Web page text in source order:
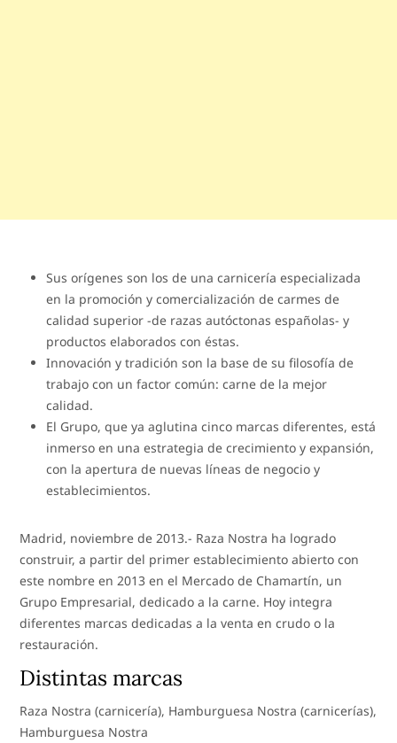
Sus orígenes son los de una carnicería especializada
en la promoción y comercialización de carmes de
calidad superior -de razas autóctonas españolas- y
productos elaborados con éstas.
Innovación y tradición son la base de su filosofía de
trabajo con un factor común: carne de la mejor
calidad.
El Grupo, que ya aglutina cinco marcas diferentes, está
inmerso en una estrategia de crecimiento y expansión,
con la apertura de nuevas líneas de negocio y
establecimientos.
Madrid, noviembre de 2013.- Raza Nostra ha logrado
construir, a partir del primer establecimiento abierto con
este nombre en 2013 en el Mercado de Chamartín, un
Grupo Empresarial, dedicado a la carne. Hoy integra
diferentes marcas dedicadas a la venta en crudo o la
restauración.
Distintas marcas
Raza Nostra (carnicería), Hamburguesa Nostra (carnicerías),
Hamburguesa Nostra